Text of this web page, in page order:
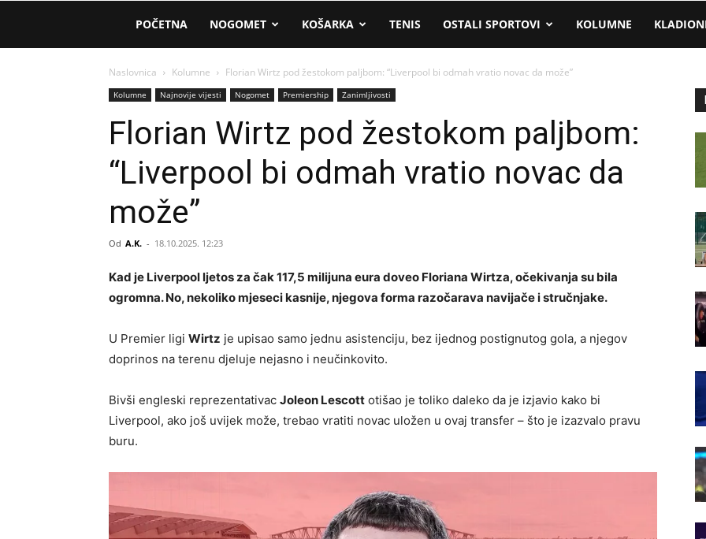
AM
Sport
POČETNA NOGOMET KOŠARKA TENIS OSTALI SPORTOVI KOLUMNE
Naslovnica Kolumne Florian Wirtz pod žestokom paljbom: “Liverpool bi odmah vratio novac da može”
Kolumne Najnovije vijesti Nogomet Premiership Zanimljivosti
Florian Wirtz pod žestokom paljbom:
“Liverpool bi odmah vratio novac da
može”
Od A.K. - 18.10.2025. 12:23
Kad je Liverpool ljetos za čak 117,5 milijuna eura doveo Floriana Wirtza, očekivanja su bila
ogromna. No, nekoliko mjeseci kasnije, njegova forma razočarava navijače i stručnjake.
U Premier ligi Wirtz je upisao samo jednu asistenciju, bez ijednog postignutog gola, a njegov
doprinos na terenu djeluje nejasno i neučinkovito.
Bivši engleski reprezentativac Joleon Lescott otišao je toliko daleko da je izjavio kako bi
Liverpool, ako još uvijek može, trebao vratiti novac uložen u ovaj transfer – što je izazvalo pravu
buru.